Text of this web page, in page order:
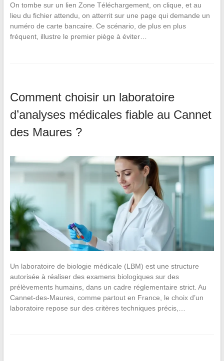
On tombe sur un lien Zone Téléchargement, on clique, et au
lieu du fichier attendu, on atterrit sur une page qui demande un
numéro de carte bancaire. Ce scénario, de plus en plus
fréquent, illustre le premier piège à éviter…
Comment choisir un laboratoire
d’analyses médicales fiable au Cannet
des Maures ?
Un laboratoire de biologie médicale (LBM) est une structure
autorisée à réaliser des examens biologiques sur des
prélèvements humains, dans un cadre réglementaire strict. Au
Cannet-des-Maures, comme partout en France, le choix d’un
laboratoire repose sur des critères techniques précis,…